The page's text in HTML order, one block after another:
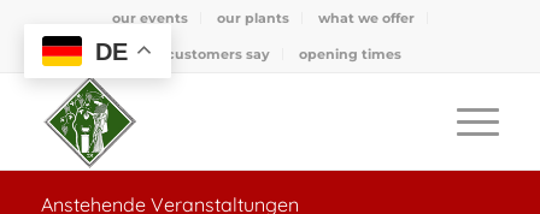
our events our plants what we offer
what customers say opening times
Anstehende Veranstaltungen
DE